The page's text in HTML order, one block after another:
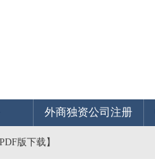
外商独资公司注册
版下载】